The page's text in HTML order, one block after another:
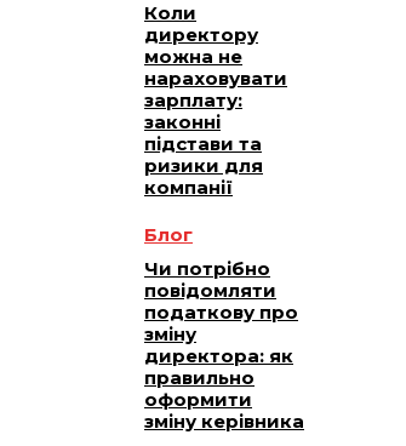
Коли
директору
можна не
нараховувати
зарплату:
законні
підстави та
ризики для
компанії
Блог
Чи потрібно
повідомляти
податкову про
зміну
директора: як
правильно
оформити
зміну керівника